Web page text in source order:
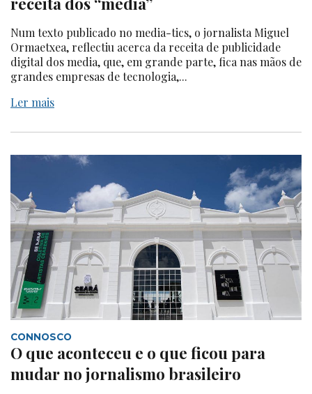
Num texto publicado no media-tics, o jornalista Miguel
Ormaetxea, reflectiu acerca da receita de publicidade
digital dos media, que, em grande parte, fica nas mãos de
grandes empresas de tecnologia,...
Ler mais
CONNOSCO
O que aconteceu e o que ficou para
mudar no jornalismo brasileiro